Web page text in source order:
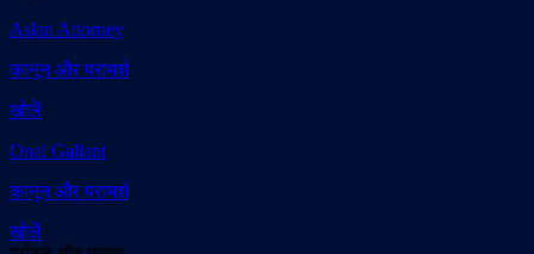
Aslan Attorney
कानून और परामर्श
खोलें
Onal Gallant
कानून और परामर्श
खोलें